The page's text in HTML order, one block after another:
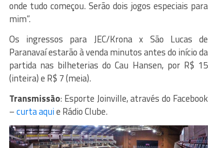
onde tudo começou. Serão dois jogos especiais para
mim”.
Os ingressos para JEC/Krona x São Lucas de
Paranavaí estarão à venda minutos antes do início da
partida nas bilheterias do Cau Hansen, por R$ 15
(inteira) e R$ 7 (meia).
Transmissão: Esporte Joinville, através do Facebook
–curta aquie Rádio Clube.